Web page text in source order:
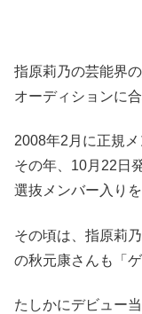
指原莉乃の芸能界
オーディションに
2008年2月に正規
その年、10月22日
選抜メンバー入りを
その頃は、指原莉
の秋元康さんも「
たしかにデビュー